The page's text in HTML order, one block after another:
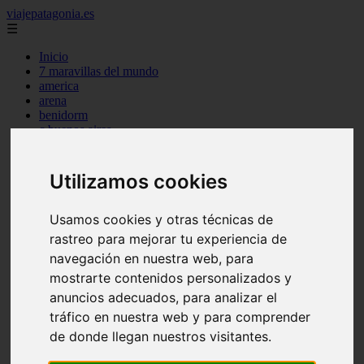
Utilizamos cookies
Usamos cookies y otras técnicas de
rastreo para mejorar tu experiencia de
navegación en nuestra web, para
mostrarte contenidos personalizados y
anuncios adecuados, para analizar el
tráfico en nuestra web y para comprender
de donde llegan nuestros visitantes.
viajepatagonia.es
☰
Inicio
7 maravillas del mundo
america
arena
benidorm
c buenos aires
c generalidades del pais
c mendoza
c provincias
c rio negro
c santa fe
c tierra de fuego
c tucuman
c zona austral
carmen
category
destinos